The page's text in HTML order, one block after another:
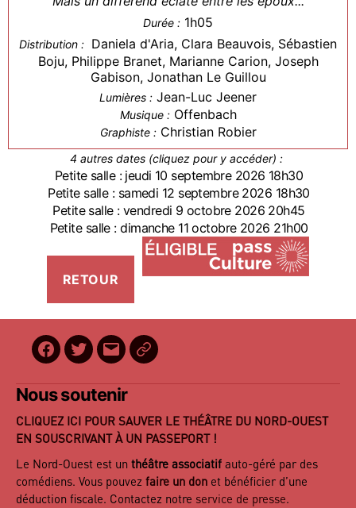
Durée : 1h05
Distribution : Daniela d'Aria, Clara Beauvois, Sébastien
Boju, Philippe Branet, Marianne Carion, Joseph
Gabison, Jonathan Le Guillou
Lumières : Jean-Luc Jeener
Musique : Offenbach
Graphiste : Christian Robier
4 autres dates (cliquez pour y accéder) :
Petite salle : jeudi 10 septembre 2026 18h30
Petite salle : samedi 12 septembre 2026 18h30
Petite salle : vendredi 9 octobre 2026 20h45
Petite salle : dimanche 11 octobre 2026 21h00
Facebook
Twitter
E-
mail
BilletReduc
Nous soutenir
CLIQUEZ ICI POUR SAUVER LE THÉÂTRE DU NORD-OUEST
EN SOUSCRIVANT À UN PASSEPORT !
Le Nord-Ouest est un théâtre associatif auto-géré par des
comédiens. Vous pouvez faire un don et bénéficier d’une
déduction fiscale. Contactez notre service de presse.